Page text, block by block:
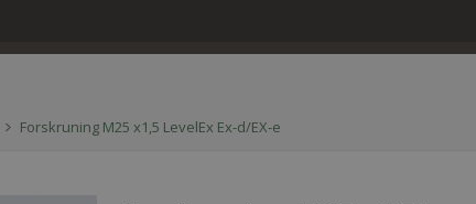
Forskruning M25 x1,5 LevelEx Ex-d/EX-e